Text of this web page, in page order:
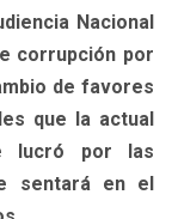
Nacional
corrupción por
de favores
que la actual
lucró por las
sentará en el